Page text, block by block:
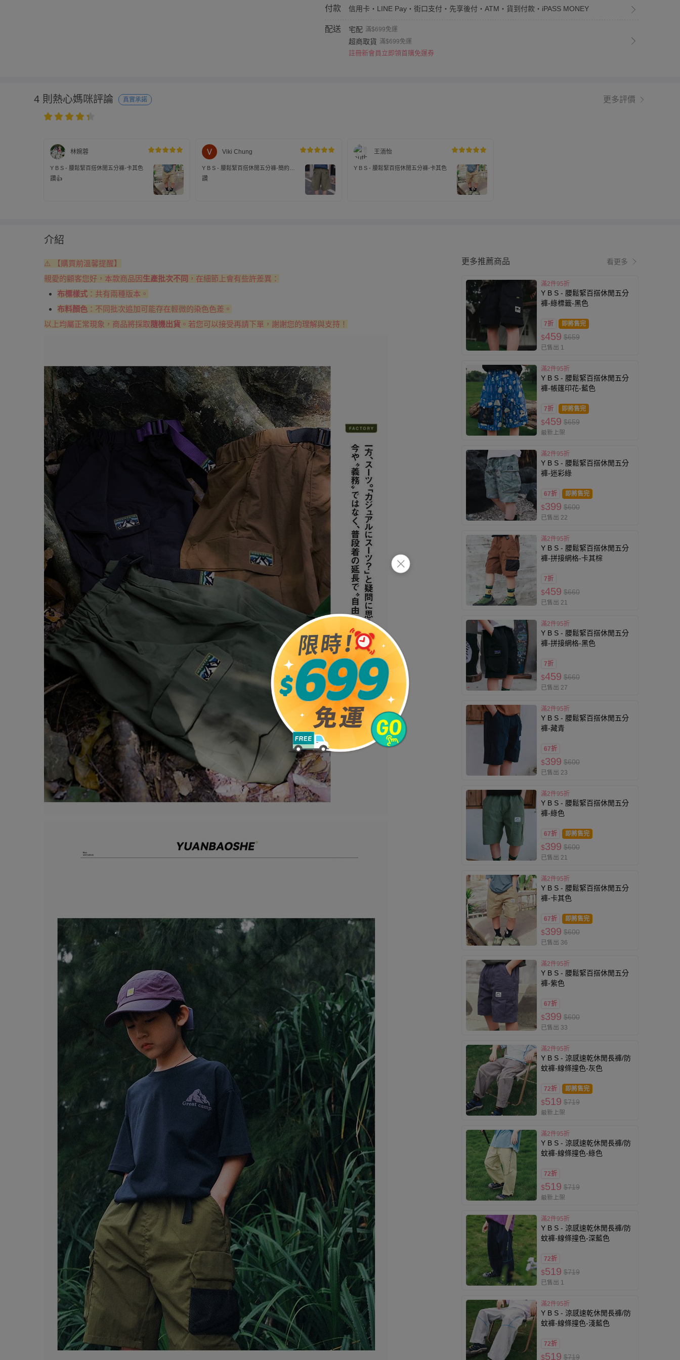
付款 信用卡・LINE Pay・街口支付・先享後付・ATM・貨到付款・iPASS MONEY
配送 宅配 滿$699免運
超商取貨 滿$699免運
註冊新會員立即領首購免運券
4 則熱心媽咪評論 真實承諾 更多評價
林婉蓉
Y B S - 腰鬆緊百搭休閒五分褲-卡其色
讚👍
Viki Chung
Y B S - 腰鬆緊百搭休閒五分褲-簡約抽
繩-綠色
讚
王洏怡
Y B S - 腰鬆緊百搭休閒五分褲-卡其色
介紹
⚠️ 【購買前溫馨提醒】
親愛的顧客您好，本款商品因生產批次不同 ，在細節上會有些許差異：
布標樣式 ：共有兩種版本。
布料顏色 ：不同批次追加可能存在輕微的染色色差。
以上均屬正常現象，商品將採取 隨機出貨 。若您可以接受再請下單，謝謝您的理解與支持！
更多推薦商品 看更多
滿2件95折
Y B S - 腰鬆緊百搭休閒五分
褲-綠標籤-黑色
7折 即將售完
$459 $659
已售出 1
滿2件95折
Y B S - 腰鬆緊百搭休閒五分
褲-帳篷印花-藍色
7折 即將售完
$459 $659
最新上架
滿2件95折
Y B S - 腰鬆緊百搭休閒五分
褲-迷彩綠
67折 即將售完
$399 $600
已售出 22
滿2件95折
Y B S - 腰鬆緊百搭休閒五分
褲-拼接網格-卡其棕
7折
$459 $660
已售出 21
滿2件95折
Y B S - 腰鬆緊百搭休閒五分
褲-拼接網格-黑色
7折
$459 $660
已售出 27
滿2件95折
Y B S - 腰鬆緊百搭休閒五分
褲-藏青
67折
$399 $600
已售出 23
滿2件95折
Y B S - 腰鬆緊百搭休閒五分
褲-綠色
67折 即將售完
$399 $600
已售出 21
滿2件95折
Y B S - 腰鬆緊百搭休閒五分
褲-卡其色
67折 即將售完
$399 $600
已售出 36
滿2件95折
Y B S - 腰鬆緊百搭休閒五分
褲-紫色
67折
$399 $600
已售出 33
滿2件95折
Y B S - 涼感速乾休閒長褲/防
蚊褲-線條撞色-灰色
72折 即將售完
$519 $719
最新上架
滿2件95折
Y B S - 涼感速乾休閒長褲/防
蚊褲-線條撞色-綠色
72折
$519 $719
最新上架
滿2件95折
Y B S - 涼感速乾休閒長褲/防
蚊褲-線條撞色-深藍色
72折
$519 $719
已售出 1
滿2件95折
Y B S - 涼感速乾休閒長褲/防
蚊褲-線條撞色-淺藍色
72折
$519 $719